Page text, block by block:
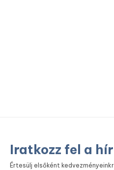
Iratkozz fel a
Értesülj elsőként